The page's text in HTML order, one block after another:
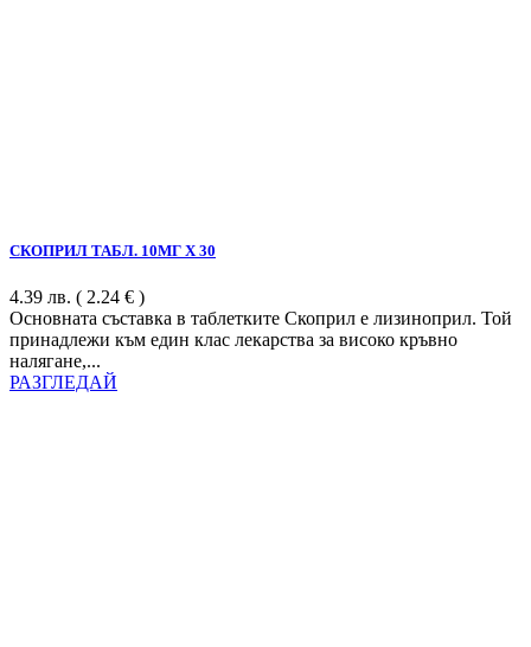
СКОПРИЛ ТАБЛ. 10МГ Х 30
4.39 лв. ( 2.24 € )
Основната съставка в таблетките Скоприл е лизиноприл. Той
принадлежи към един клас лекарства за високо кръвно
налягане,...
РАЗГЛЕДАЙ